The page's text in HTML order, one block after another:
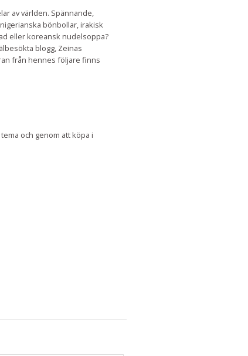
av världen. Spännande,
bönbollar, irakisk
eller koreansk nudelsoppa?
blogg, Zeinas
från hennes följare finns
och genom att köpa i